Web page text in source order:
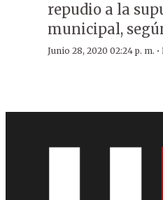
repudio a la
municipal,
Junio 28, 2020 02:24 p. m. ·